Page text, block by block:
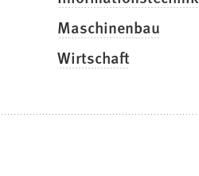
Maschinenbau
Wirtschaft